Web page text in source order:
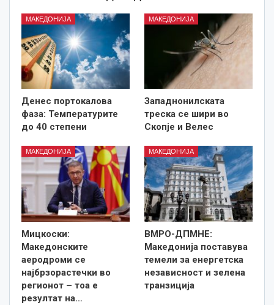
МАКЕДОНИЈА
Денес портокалова
фаза: Температурите
до 40 степени
МАКЕДОНИЈА
Западнонилската
треска се шири во
Скопје и Велес
МАКЕДОНИЈА
Мицкоски:
Македонските
аеродроми се
најбрзорастечки во
регионот – тоа е
резултат на…
МАКЕДОНИЈА
ВМРО-ДПМНЕ:
Македонија поставува
темели за енергетска
независност и зелена
транзиција